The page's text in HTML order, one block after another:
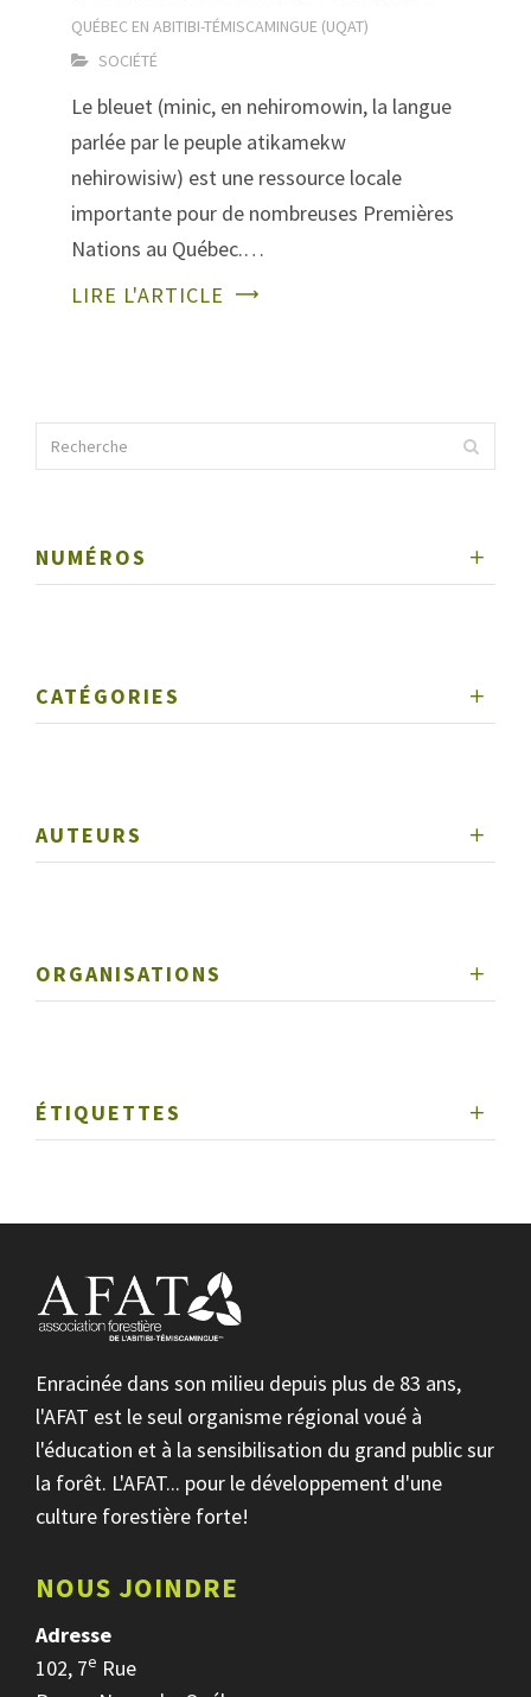
QUÉBEC EN ABITIBI-TÉMISCAMINGUE (UQAT)
SOCIÉTÉ
Le bleuet (minic, en nehiromowin, la langue
parlée par le peuple atikamekw
nehirowisiw) est une ressource locale
importante pour de nombreuses Premières
Nations au Québec.…
LIRE L'ARTICLE
NUMÉROS
CATÉGORIES
AUTEURS
ORGANISATIONS
ÉTIQUETTES
Enracinée dans son milieu depuis plus de 83 ans,
l'AFAT est le seul organisme régional voué à
l'éducation et à la sensibilisation du grand public sur
la forêt. L'AFAT... pour le développement d'une
culture forestière forte!
NOUS JOINDRE
Adresse
102, 7e Rue